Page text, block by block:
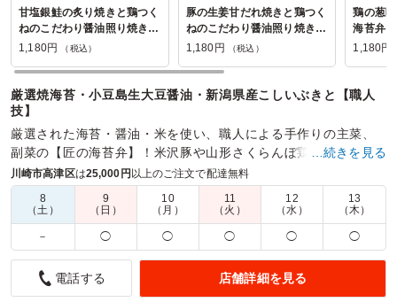
甘塩銀鮭の炙り焼きと鶏つく
ねのこだわり醤油照り焼き弁
当
1,180円 （税込）
豚の生姜甘だれ焼きと鶏つく
ねのこだわり醤油照り焼き弁
当
1,180円 （税込）
鶏の葱
海苔弁
1,180円
厳選焼海苔・小豆島生大豆醤油・新潟県産こしいぶきと【職人
技】
厳選された海苔・醤油・米を使い、職人による手作りの主菜、
副菜の【匠の海苔弁】！米沢豚や山形さくらんぼ鶏・黒毛和牛
カルビのお弁当はロケや会議・大切なお集まりにお薦めです。
商品数： 締切日時： 1日前15:00 価格帯：
648円～1,620円
配達時間：
9:00～17:00
サイズ感もよく、おいしく満腹感がありました
5.0
…続きを見る
川崎市高津区は25,000円以上のご注文で配達無料
8
（土）
9
（日）
10
（月）
11
（火）
12
（水）
13
（木）
－ ◯ ◯ ◯ ◯ ◯
電話する 店舗詳細を見る